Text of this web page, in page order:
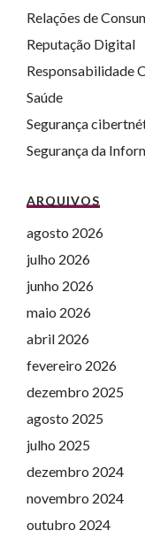
Relações de
Reputação Digital
Responsabilidade
Saúde
Segurança
Segurança da
ARQUIVOS
agosto 2026
julho 2026
junho 2026
maio 2026
abril 2026
fevereiro 2026
dezembro 2025
agosto 2025
julho 2025
dezembro 2024
novembro 2024
outubro 2024